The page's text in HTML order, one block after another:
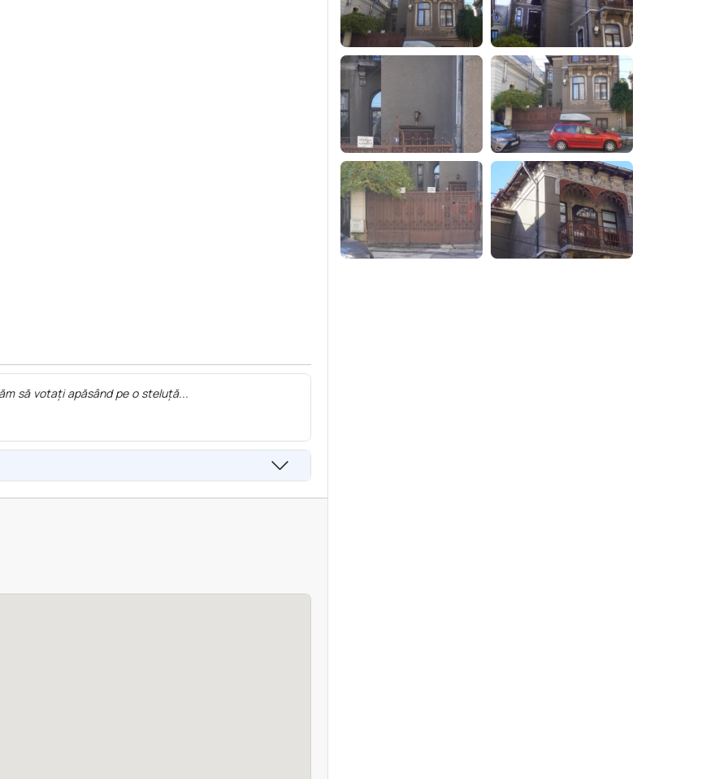
să votați apăsând pe o steluță...